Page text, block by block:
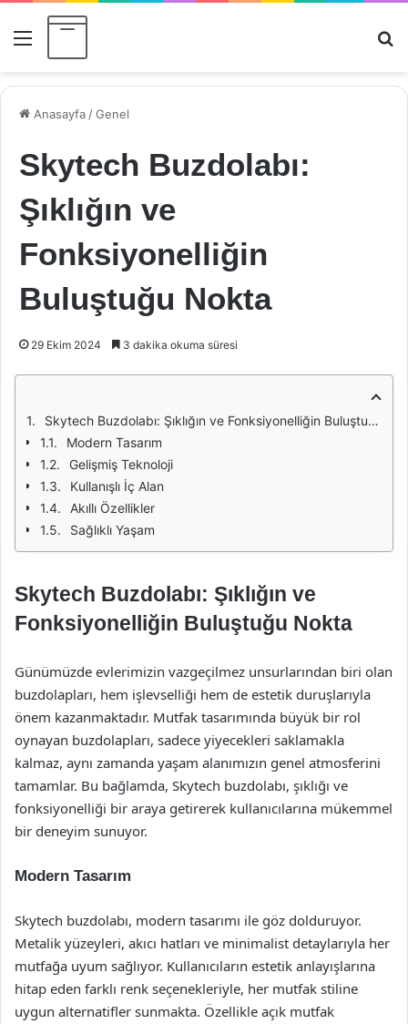
Menü
Anasayfa /Genel
Skytech Buzdolabı:
Şıklığın ve
Fonksiyonelliğin
Buluştuğu Nokta
29 Ekim 2024 3 dakika okuma süresi
Skytech Buzdolabı: Şıklığın ve Fonksiyonelliğin Buluştuğu Nokta
Modern Tasarım
Gelişmiş Teknoloji
Kullanışlı İç Alan
Akıllı Özellikler
Sağlıklı Yaşam
Skytech Buzdolabı: Şıklığın ve
Fonksiyonelliğin Buluştuğu Nokta
Günümüzde evlerimizin vazgeçilmez unsurlarından biri olan
buzdolapları, hem işlevselliği hem de estetik duruşlarıyla
önem kazanmaktadır. Mutfak tasarımında büyük bir rol
oynayan buzdolapları, sadece yiyecekleri saklamakla
kalmaz, aynı zamanda yaşam alanımızın genel atmosferini
tamamlar. Bu bağlamda, Skytech buzdolabı, şıklığı ve
fonksiyonelliği bir araya getirerek kullanıcılarına mükemmel
bir deneyim sunuyor.
Modern Tasarım
Skytech buzdolabı, modern tasarımı ile göz dolduruyor.
Metalik yüzeyleri, akıcı hatları ve minimalist detaylarıyla her
mutfağa uyum sağlıyor. Kullanıcıların estetik anlayışlarına
hitap eden farklı renk seçenekleriyle, her mutfak stiline
uygun alternatifler sunmakta. Özellikle açık mutfak